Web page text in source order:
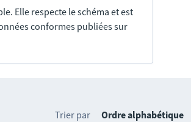
Elle respecte le schéma et est
conformes publiées sur
Trier par Ordre alphabétique